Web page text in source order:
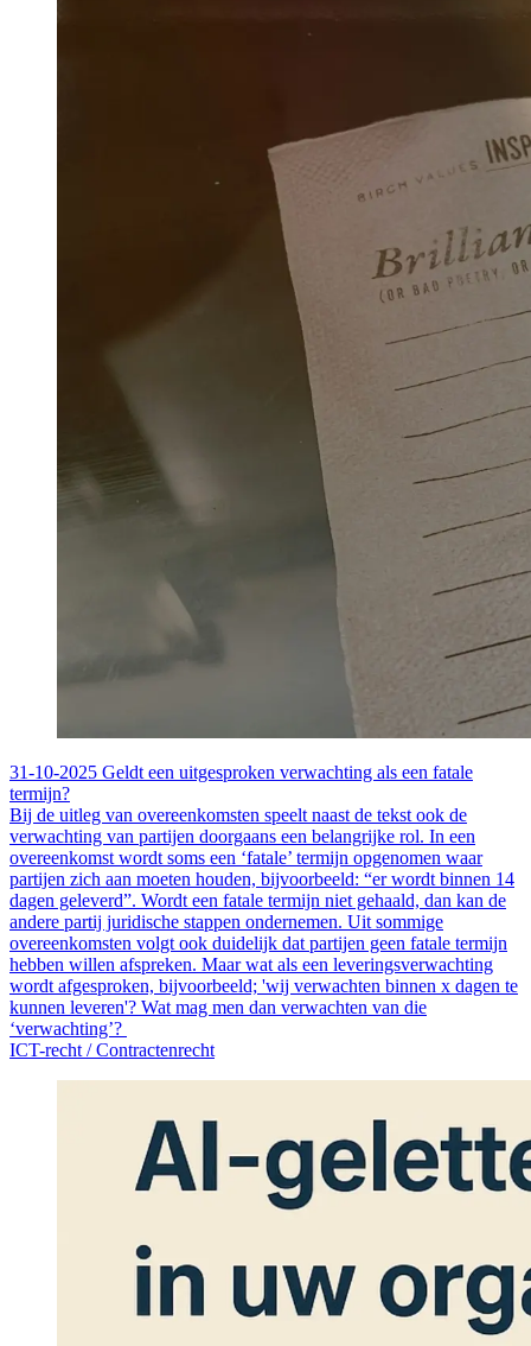
31-10-2025 Geldt een uitgesproken verwachting als een fatale
termijn?
Bij de uitleg van overeenkomsten speelt naast de tekst ook de
verwachting van partijen doorgaans een belangrijke rol. In een
overeenkomst wordt soms een ‘fatale’ termijn opgenomen waar
partijen zich aan moeten houden, bijvoorbeeld: “er wordt binnen 14
dagen geleverd”. Wordt een fatale termijn niet gehaald, dan kan de
andere partij juridische stappen ondernemen. Uit sommige
overeenkomsten volgt ook duidelijk dat partijen geen fatale termijn
hebben willen afspreken. Maar wat als een leveringsverwachting
wordt afgesproken, bijvoorbeeld; 'wij verwachten binnen x dagen te
kunnen leveren'? Wat mag men dan verwachten van die
‘verwachting’?
ICT-recht /Contractenrecht